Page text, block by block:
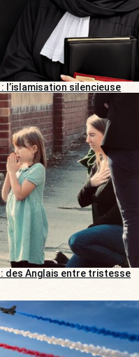
: l’islamisation silencieuse
: des Anglais entre tristesse